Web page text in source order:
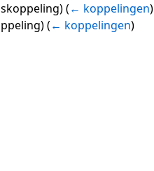
(← koppelingen)
(← koppelingen)